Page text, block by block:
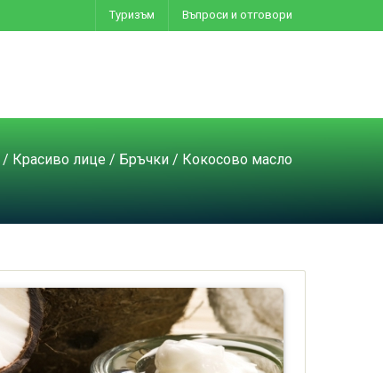
Туризъм Въпроси и отговори
/ Красиво лице / Бръчки / Кокосово масло